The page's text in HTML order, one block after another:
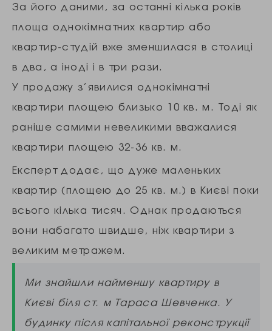
За його даними, за останні кілька років
площа однокімнатних квартир або
квартир-студій вже зменшилася в столиці
в два, а іноді і в три рази.
У продажу з’явилися однокімнатні
квартири площею близько 10 кв. м. Тоді як
раніше самими невеликими вважалися
квартири площею 32-36 кв. м.
Експерт додає, що дуже маленьких
квартир (площею до 25 кв. м.) в Києві поки
всього кілька тисяч. Однак продаються
вони набагато швидше, ніж квартири з
великим метражем.
Ми знайшли найменшу квартиру в
Києві біля ст. м Тараса Шевченка. У
будинку після капітальної реконструкції